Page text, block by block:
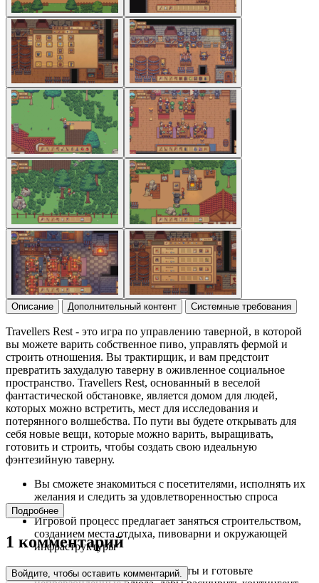
Описание Дополнительный контент Системные требования
Travellers Rest - это игра по управлению таверной, в которой
вы можете варить собственное пиво, управлять фермой и
строить отношения. Вы трактирщик, и вам предстоит
превратить захудалую таверну в оживленное социальное
пространство. Travellers Rest, основанный в веселой
фантастической обстановке, является домом для людей,
которых можно встретить, мест для исследования и
потерянного волшебства. По пути вы будете открывать для
себя новые вещи, которые можно варить, выращивать,
готовить и строить, чтобы создать свою идеальную
фэнтезийную таверну.
Вы сможете знакомиться с посетителями, исполнять их
желания и следить за удовлетворенностью спроса
Игровой процесс предлагает заняться строительством,
созданием места отдыха, пивоварни и окружающей
инфраструктуры
Создавайте собственные рецепты и готовьте
Подробнее
1 комментарий
Войдите, чтобы оставить комментарий.